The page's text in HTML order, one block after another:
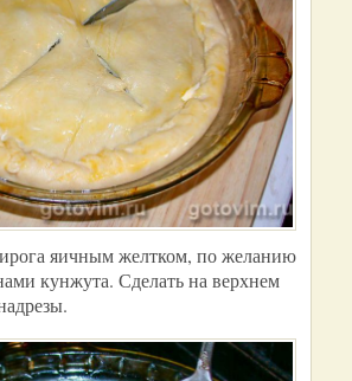
яичным желтком, по желанию
кунжута. Сделать на верхнем